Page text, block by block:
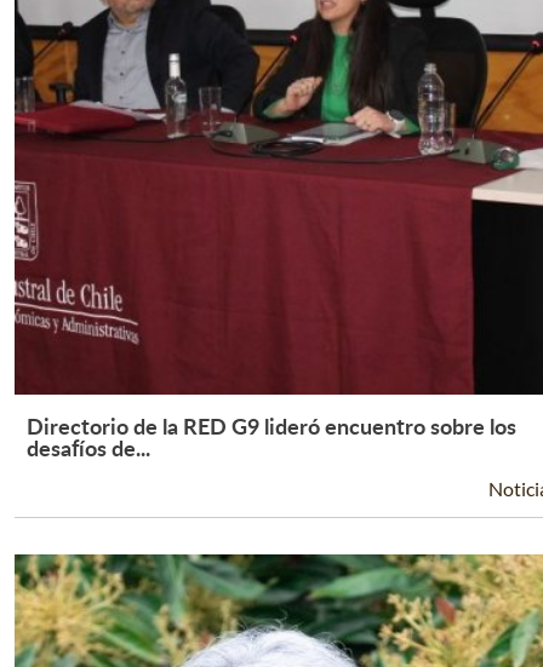
Leer Más +
Directorio de la RED G9 lideró encuentro sobre los
desafíos de...